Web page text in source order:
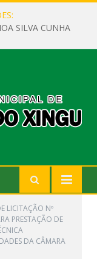
SILVA CUNHA
LICITAÇÃO Nº
PRESTAÇÃO DE
DA CÂMARA